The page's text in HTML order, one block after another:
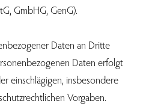
GmbHG, GenG).
Daten an Dritte
Daten erfolgt
einschlägigen, insbesondere
Vorgaben.